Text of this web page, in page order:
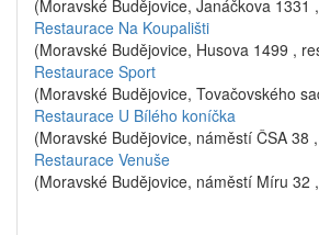
(Moravské Budějovice, Janáčkova 1331
Restaurace Na Koupališti
(Moravské Budějovice, Husova 1499 ,
Restaurace Sport
(Moravské Budějovice, Tovačovského
Restaurace U Bílého koníčka
(Moravské Budějovice, náměstí ČSA 38
Restaurace Venuše
(Moravské Budějovice, náměstí Míru 32